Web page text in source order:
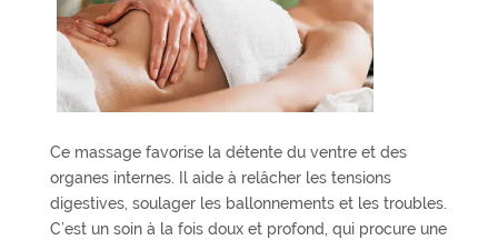
Ce massage favorise la détente du ventre et des
organes internes. Il aide à relâcher les tensions
digestives, soulager les ballonnements et les troubles.
C’est un soin à la fois doux et profond, qui procure une